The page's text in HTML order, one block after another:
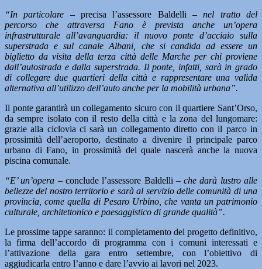
“In particolare –precisa l’assessore Baldelli –nel tratto del
percorso che attraversa Fano è prevista anche un’opera
infrastrutturale all’avanguardia: il nuovo ponte d’acciaio sulla
superstrada e sul canale Albani, che si candida ad essere un
biglietto da visita della terza città delle Marche per chi proviene
dall’autostrada e dalla superstrada. Il ponte, infatti, sarà in grado
di collegare due quartieri della città e rappresentare una valida
alternativa all’utilizzo dell’auto anche per la mobilità urbana”.
Il ponte garantirà un collegamento sicuro con il quartiere Sant’Orso,
da sempre isolato con il resto della città e la zona del lungomare:
grazie alla ciclovia ci sarà un collegamento diretto con il parco in
prossimità dell’aeroporto, destinato a divenire il principale parco
urbano di Fano, in prossimità del quale nascerà anche la nuova
piscina comunale.
“E’ un’opera – conclude l’assessore Baldelli –che darà lustro alle
bellezze del nostro territorio e sarà al servizio delle comunità di una
provincia, come quella di Pesaro Urbino, che vanta un patrimonio
culturale, architettonico e paesaggistico di grande qualità”.
Le prossime tappe saranno: il completamento del progetto definitivo,
la firma dell’accordo di programma con i comuni interessati e
l’attivazione della gara entro settembre, con l’obiettivo di
aggiudicarla entro l’anno e dare l’avvio ai lavori nel 2023.